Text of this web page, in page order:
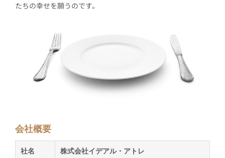
たちの幸せを願うのです。
会社概要
社名 株式会社イデアル・アトレ